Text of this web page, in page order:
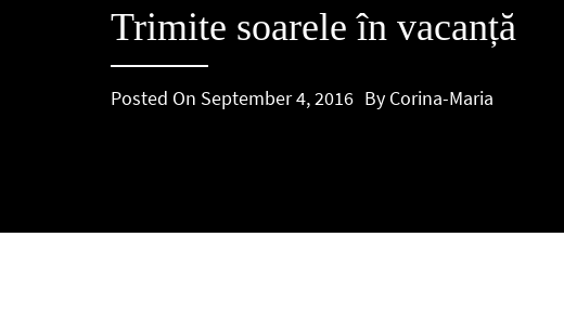
Trimite soarele în vacanță
Posted On September 4, 2016 By Corina-Maria